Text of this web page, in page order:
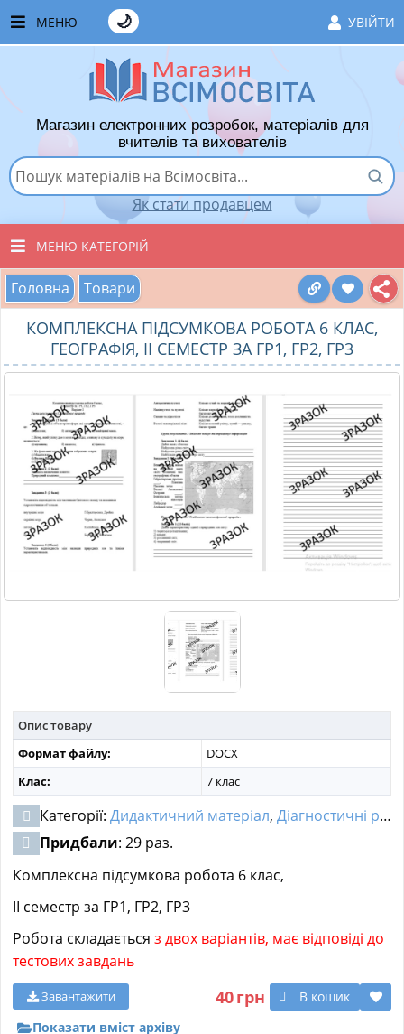
МЕНЮ УВІЙТИ
🌙
ЧАСТІ ЗАПИТАННЯ
ЯК ТУТ КУПУВАТИ
ЯК ТУТ ПРОДАВАТИ
ДОДАТИ РОЗРОБКУ
ВПОДОБАНІ ТОВАРИ
КОШИК
Магазин електронних розробок, матеріалів для
вчителів та вихователів
Як стати продавцем
МЕНЮ КАТЕГОРІЙ
ВСІ ТОВАРИ
ВИХОВАТЕЛЯМ ДНЗ
ПОЧАТКОВІ КЛАСИ
МАТЕРІАЛИ З ПРЕДМЕТІВ
РІЗНІ МАТЕРІАЛИ
НОВИНИ
Головна Товари
КОМПЛЕКСНА ПІДСУМКОВА РОБОТА 6 КЛАС,
ГЕОГРАФІЯ, ІІ СЕМЕСТР ЗА ГР1, ГР2, ГР3
Опис товару
Формат файлу:
DOCX
Клас:
7 клас
Категорії: Дидактичний матеріал, Діагностичні роботи
Придбали: 29 раз.
Комплексна підсумкова робота 6 клас,
ІІ семестр за ГР1, ГР2, ГР3
Робота складається з двох варіантів, має відповіді до
тестових завдань
40грн В кошик
Завантажити
Показати вміст архіву